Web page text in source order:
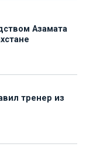
Азамата
тренер из